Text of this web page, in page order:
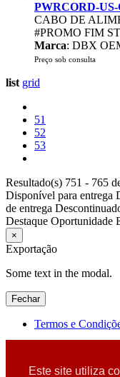
Este site utiliza
PWRCORD-US-
CABO DE
#PROMO FIM
Marca: DBX
Preço sob consulta
list grid
51
52
53
Resultado(s) 751 - 765
Disponível para entrega
de entrega
Destaque Oportunidade
×
Exportação
Some text in the modal.
Fechar
Termos e